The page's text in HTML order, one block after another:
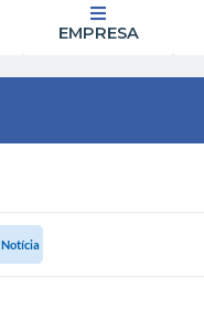
EMPRESA
Notícia